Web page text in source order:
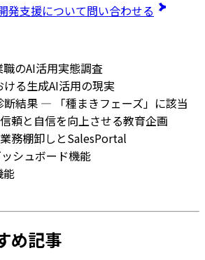
発支援について問い合わせる
のAI活用実態調査
る生成AI活用の現実
断結果 — 「種まきフェーズ」に該当
頼と自信を向上させる教育企画
務棚卸しとSalesPortal
シュボード機能
能
め記事